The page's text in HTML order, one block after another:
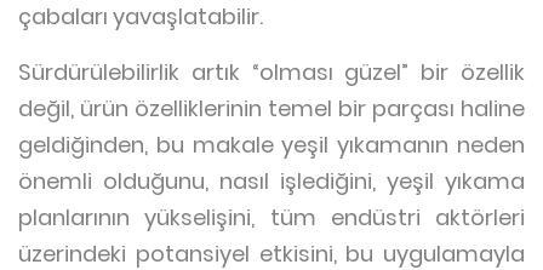
çabaları yavaşlatabilir.
Sürdürülebilirlik artık “olması güzel” bir özellik
değil, ürün özelliklerinin temel bir parçası haline
geldiğinden, bu makale yeşil yıkamanın neden
önemli olduğunu, nasıl işlediğini, yeşil yıkama
planlarının yükselişini, tüm endüstri aktörleri
üzerindeki potansiyel etkisini, bu uygulamayla